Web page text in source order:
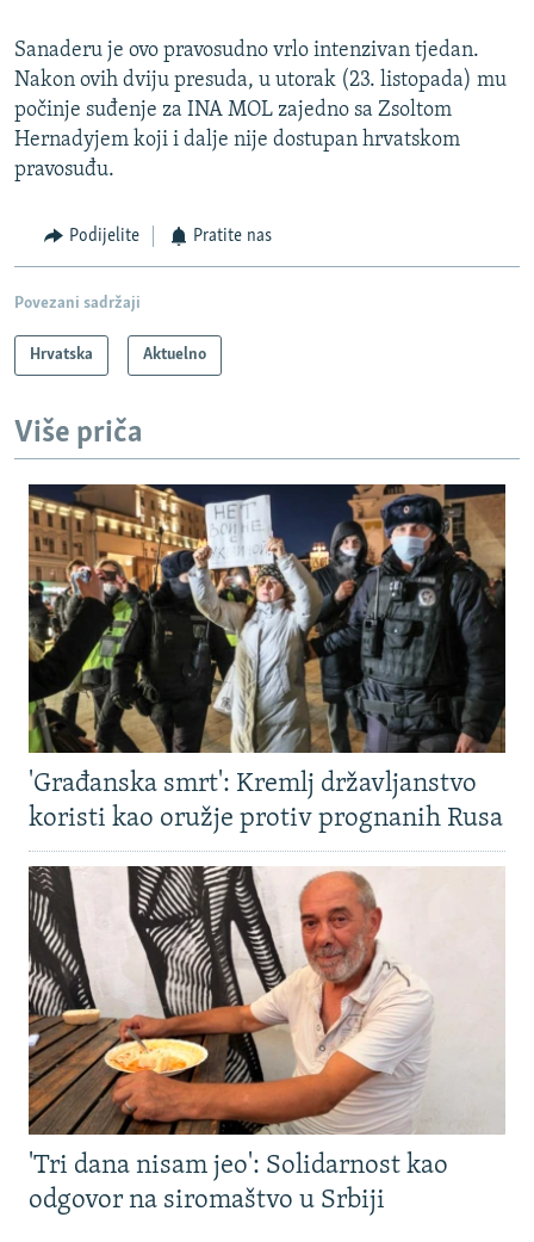
Sanaderu je ovo pravosudno vrlo intenzivan tjedan.
Nakon ovih dviju presuda, u utorak (23. listopada) mu
počinje suđenje za INA MOL zajedno sa Zsoltom
Hernadyjem koji i dalje nije dostupan hrvatskom
pravosuđu.
Podijelite Pratite nas
Povezani sadržaji
Hrvatska Aktuelno
Više priča
'Građanska smrt': Kremlj državljanstvo
koristi kao oružje protiv prognanih Rusa
'Tri dana nisam jeo': Solidarnost kao
odgovor na siromaštvo u Srbiji